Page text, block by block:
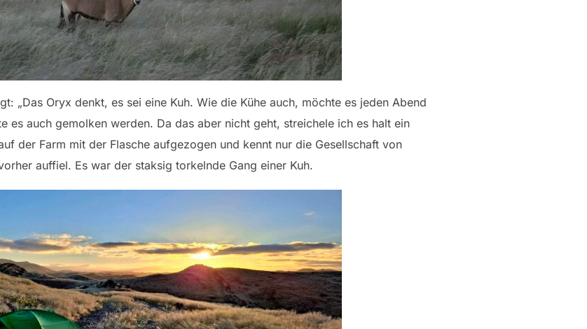
„Das Oryx denkt, es sei eine Kuh. Wie die Kühe auch, möchte es jeden Abend
es auch gemolken werden. Da das aber nicht geht, streichele ich es halt ein
der Farm mit der Flasche aufgezogen und kennt nur die Gesellschaft von
auffiel. Es war der staksig torkelnde Gang einer Kuh.